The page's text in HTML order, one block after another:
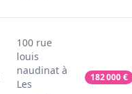
100 rue
louis
naudinat à
Les
182 000€